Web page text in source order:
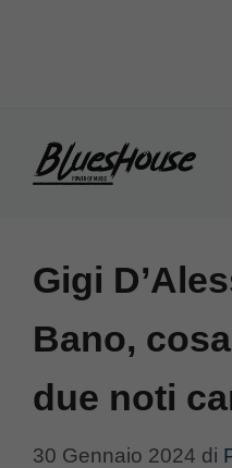
Gigi
Bano,
due noti
30 Gennaio 2024 di